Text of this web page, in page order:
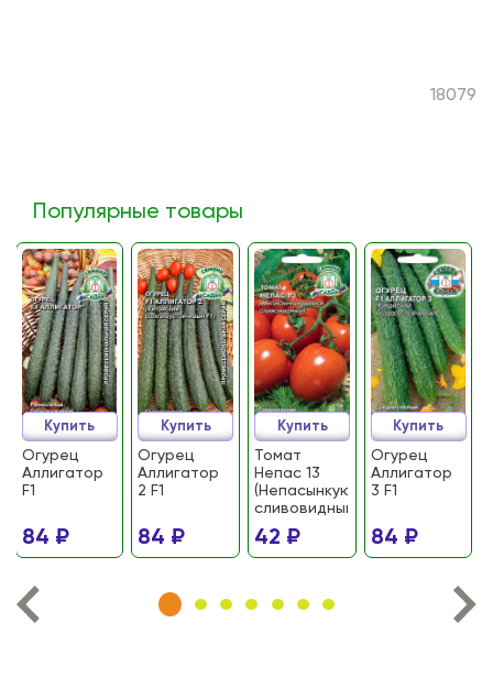
18079
Популярные товары
Огурец
Аллигатор
F1
84 ₽
Купить
Огурец
Аллигатор
2 F1
84 ₽
Купить
Томат
Непас 13
(Непасынкующийся
сливовидный)
42 ₽
Купить
Огурец
Аллигатор
3 F1
84 ₽
Купить